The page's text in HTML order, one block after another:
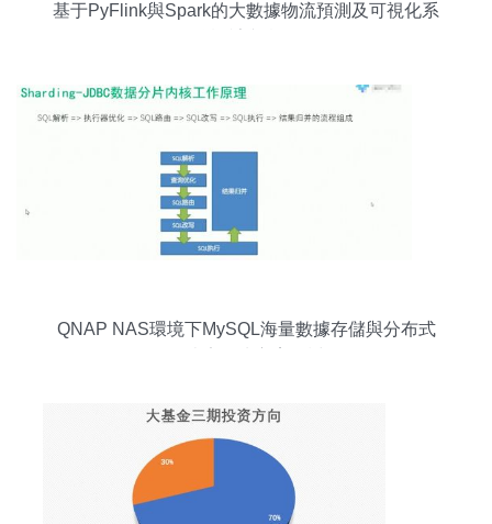
基于PyFlink與Spark的大數據物流預測及可視化系
QNAP NAS環境下MySQL海量數據存儲與分布式